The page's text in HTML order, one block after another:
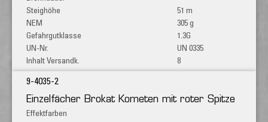
51 m
305 g
1.3G
UN 0335
8
Einzelfächer Brokat Kometen mit roter Spitze
9-4035-2